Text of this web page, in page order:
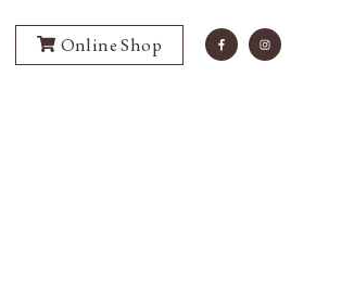
Online Shop